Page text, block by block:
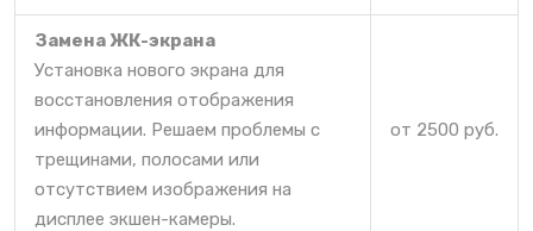
Замена ЖК-экрана
Установка нового экрана для
восстановления отображения
информации. Решаем проблемы с
трещинами, полосами или
отсутствием изображения на
дисплее экшен-камеры.
от 2500 руб.